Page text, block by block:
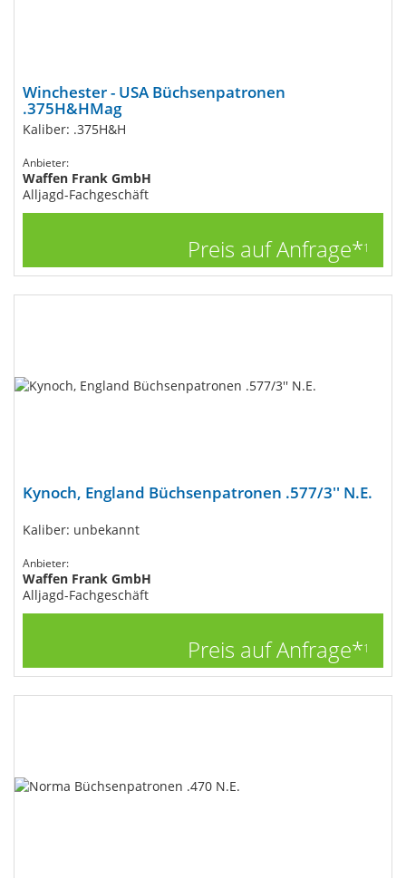
Winchester - USA Büchsenpatronen
.375H&HMag
Kaliber: .375H&H
Anbieter:
Waffen Frank GmbH
Alljagd-Fachgeschäft
Preis auf Anfrage*1
Kynoch, England Büchsenpatronen .577/3'' N.E.
Kaliber: unbekannt
Anbieter:
Waffen Frank GmbH
Alljagd-Fachgeschäft
Preis auf Anfrage*1